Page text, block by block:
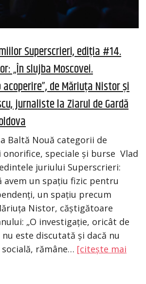
Superscrieri, ediția #14.
„În slujba Moscovei.
de Măriuța Nistor și
jurnaliste la Ziarul de Gardă
Baltă Nouă categorii de
speciale și burse Vlad
juriului Superscrieri:
avem un spațiu fizic pentru
un spațiu precum
Nistor, căștigătoare
„O investigație, oricât de
este discutată și dacă nu
rămâne… [citește mai